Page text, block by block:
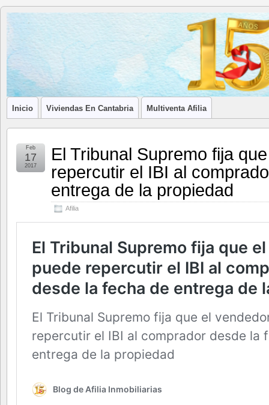
Blog de
Afilia
Inmobiliarias
LA ASOCIACIÓN DE LOS PROFESIONALES INMOBILIARIOS
Inicio Viviendas En Cantabria Multiventa Afilia
El Tribunal Supremo fija
repercutir el IBI al
entrega de la propiedad
Afilia
Feb
17
2017